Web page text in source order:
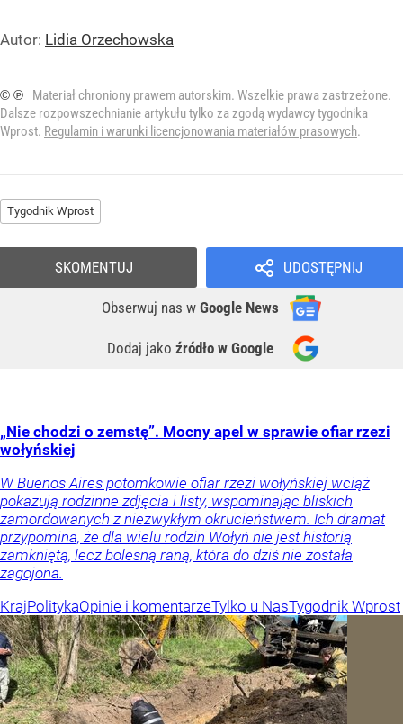
Autor: Lidia Orzechowska
© ℗
Materiał chroniony prawem autorskim. Wszelkie prawa zastrzeżone.
Dalsze rozpowszechnianie artykułu tylko za zgodą wydawcy tygodnika
Wprost. Regulamin i warunki licencjonowania materiałów prasowych.
Tygodnik Wprost
UDOSTĘPNIJ
Obserwuj nas w Google News
Dodaj jako źródło w Google
SKOMENTUJ
„Nie chodzi o zemstę”. Mocny apel w sprawie ofiar rzezi
wołyńskiej
W Buenos Aires potomkowie ofiar rzezi wołyńskiej wciąż
pokazują rodzinne zdjęcia i listy, wspominając bliskich
zamordowanych z niezwykłym okrucieństwem. Ich dramat
przypomina, że dla wielu rodzin Wołyń nie jest historią
zamkniętą, lecz bolesną raną, która do dziś nie została
zagojona.
KrajPolitykaOpinie i komentarzeTylko u NasTygodnik Wprost